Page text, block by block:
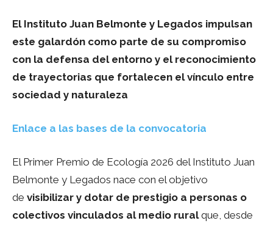
El Instituto Juan Belmonte y Legados impulsan
este galardón como parte de su compromiso
con la defensa del entorno y el reconocimiento
de trayectorias que fortalecen el vínculo entre
sociedad y naturaleza
Enlace a las bases de la convocatoria
El Primer Premio de Ecología 2026 del Instituto Juan
Belmonte y Legados nace con el objetivo
de visibilizar y dotar de prestigio a personas o
colectivos vinculados al medio ruralque, desde